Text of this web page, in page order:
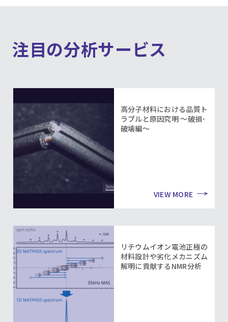
注目の分析サービス
高分子材料における品質ト
ラブルと原因究明 ～破損･
破壊編～
VIEW MORE
リチウムイオン電池正極の
材料設計や劣化メカニズム
解明に貢献するNMR分析